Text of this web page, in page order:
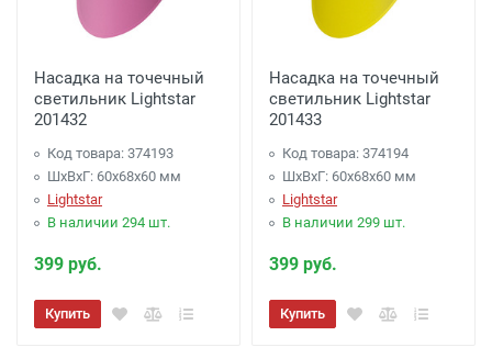
Насадка на точечный
светильник Lightstar
201432
Код товара: 374193
ШхВхГ: 60x68x60 мм
Lightstar
В наличии 294 шт.
399 руб.
Купить
Насадка на точечный
светильник Lightstar
201433
Код товара: 374194
ШхВхГ: 60x68x60 мм
Lightstar
В наличии 299 шт.
399 руб.
Купить